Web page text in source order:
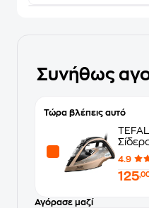
Συνήθως
Τώρα βλέπεις αυτό
4.9
125
Αγόρασε μαζί